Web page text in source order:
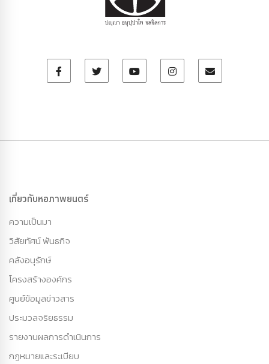
เกี่ยวกับหอภาพยนตร์
ความเป็นมา
วิสัยทัศน์ พันธกิจ
คลังอนุรักษ์
โครงสร้างองค์กร
ศูนย์ข้อมูลข่าวสาร
ประมวลจริยธรรม
รายงานผลการดำเนินการ
กฏหมายและระเบียบ